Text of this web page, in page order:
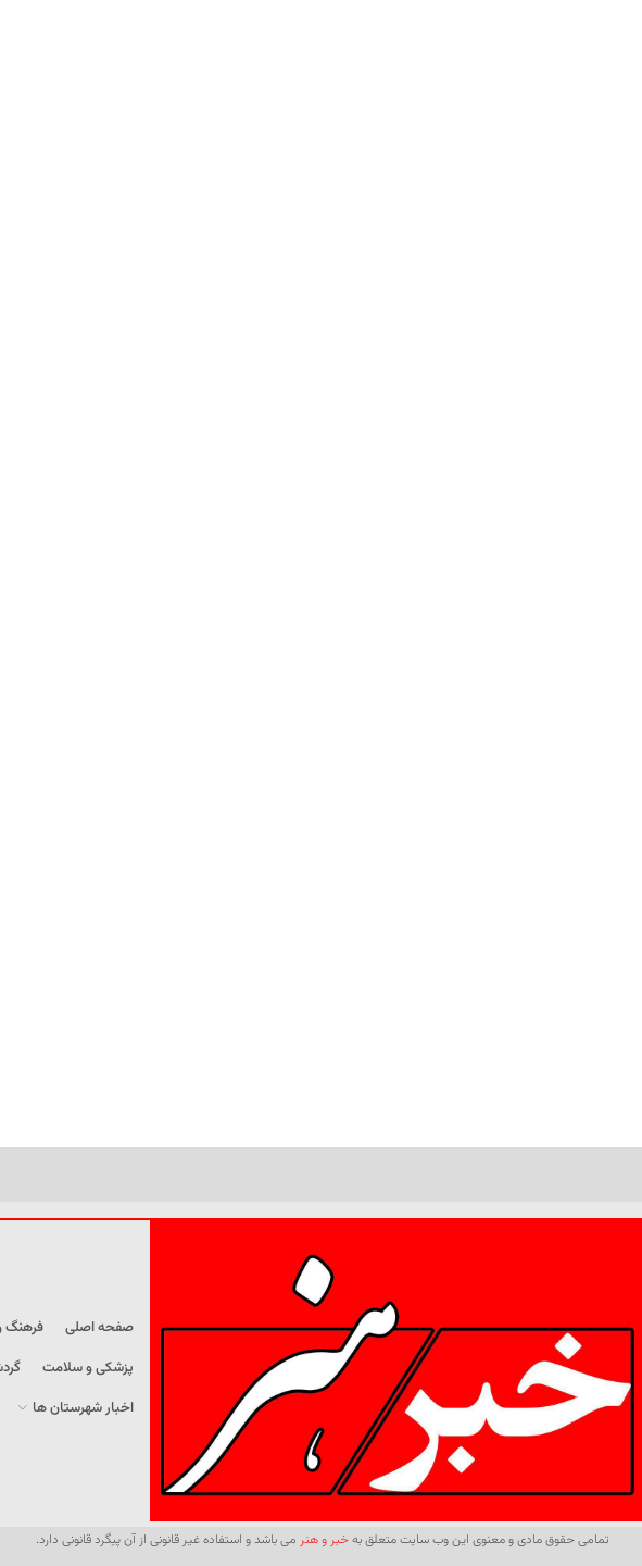
صفحه اصلی فرهنگ
پزشکی و سلامت
اخبار شهرستان ها
تمامی حقوق مادی و معنوی این وب سایت متعلق بهخبر و هنر می باشد و استفاده غیر قانونی از آن پیگرد قانونی دارد.